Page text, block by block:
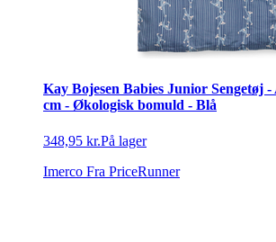
Kay Bojesen Babies Junior Sengetøj
cm - Økologisk bomuld - Blå
348,95 kr.På lager
Imerco Fra PriceRunner